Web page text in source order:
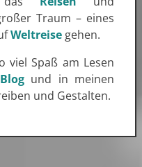
Traum – eines
Weltreise gehen.
viel Spaß am Lesen
Blog und in meinen
und Gestalten.